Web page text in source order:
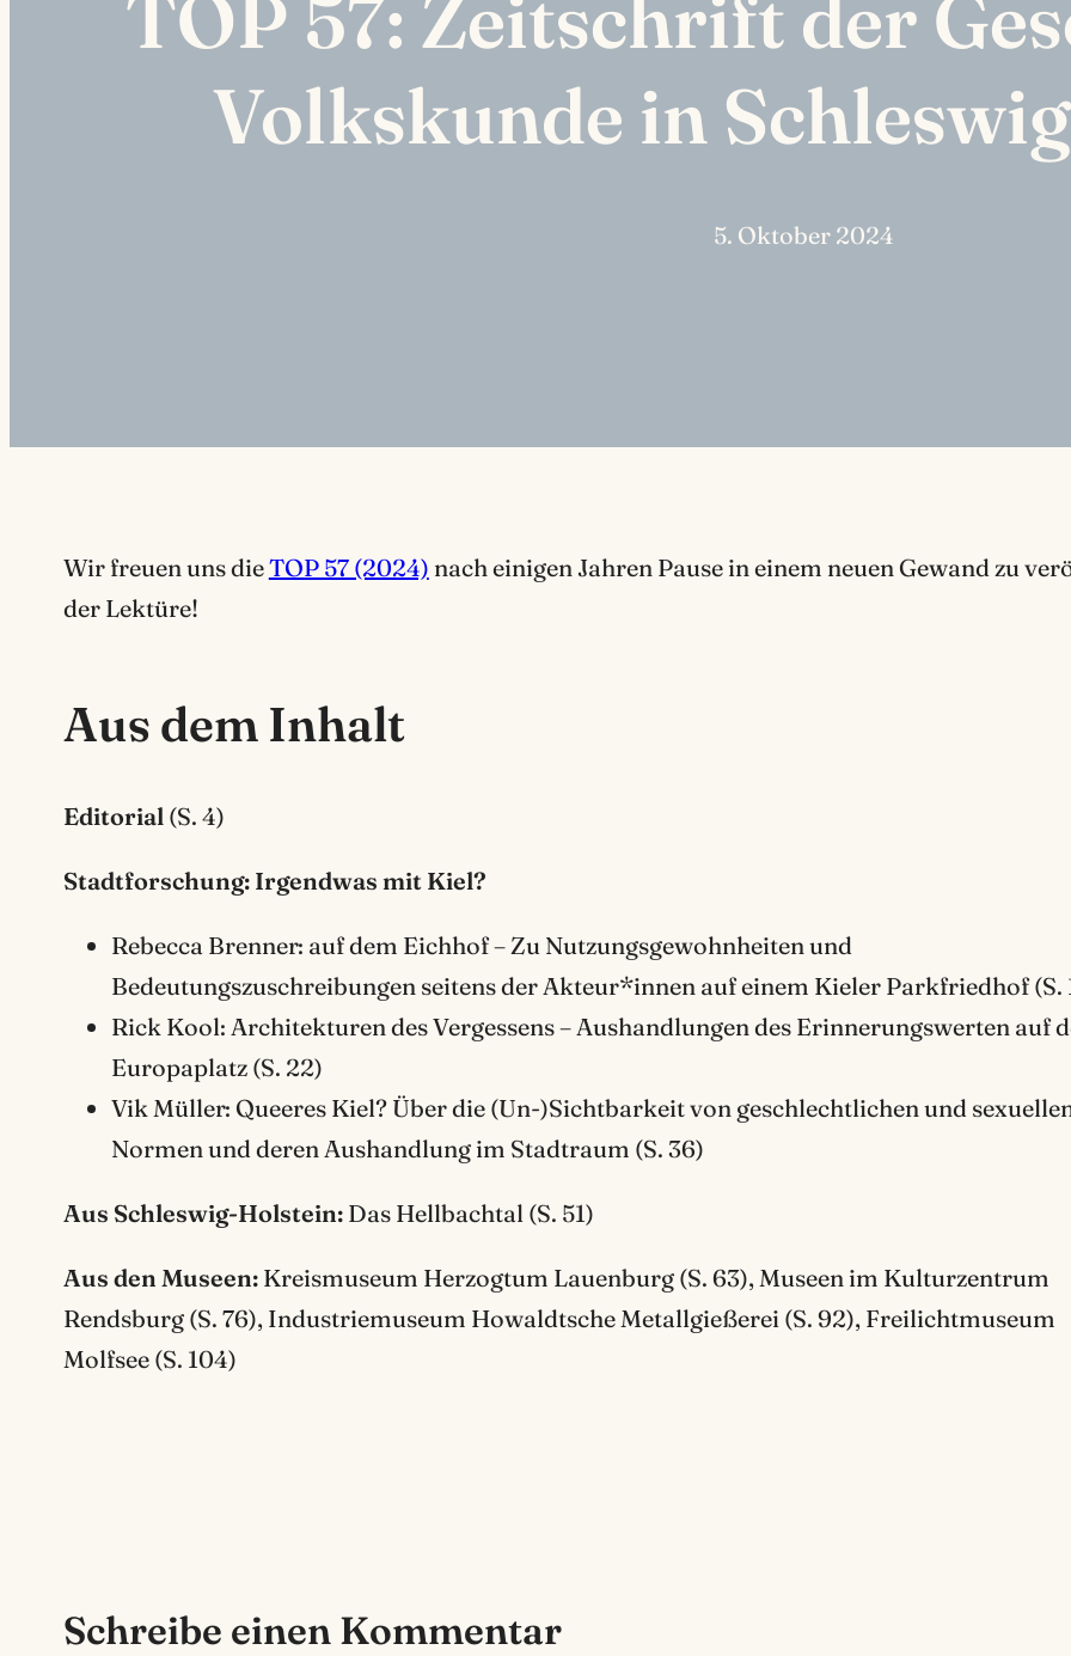
TOP 57: Zeitschrift der
Volkskunde in
5. Oktober 2024
Wir freuen uns dieTOP 57 (2024) nach einigen Jahren Pause in einem neuen Gewand zu
der Lektüre!
Aus dem Inhalt
Editorial(S. 4)
Stadtforschung: Irgendwas mit Kiel?
Rebecca Brenner: auf dem Eichhof – Zu Nutzungsgewohnheiten und
Bedeutungszuschreibungen seitens der Akteur*innen auf einem Kieler Parkfriedhof (S.
Rick Kool: Architekturen des Vergessens – Aushandlungen des Erinnerungswerten auf
Europaplatz (S. 22)
Vik Müller: Queeres Kiel? Über die (Un-)Sichtbarkeit von geschlechtlichen und
Normen und deren Aushandlung im Stadtraum (S. 36)
Aus Schleswig-Holstein:Das Hellbachtal (S. 51)
Aus den Museen:Kreismuseum Herzogtum Lauenburg (S. 63), Museen im Kulturzentrum
Rendsburg (S. 76), Industriemuseum Howaldtsche Metallgießerei (S. 92), Freilichtmuseum
Molfsee (S. 104)
Schreibe einen Kommentar